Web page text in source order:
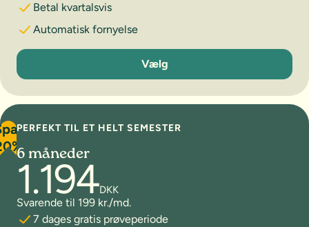
Betal kvartalsvis
Automatisk fornyelse
3 måneder
Vælg
PERFEKT TIL ET HELT SEMESTER
6 måneder
1.194DKK
Svarende til 199 kr./md.
7 dages gratis prøveperiode